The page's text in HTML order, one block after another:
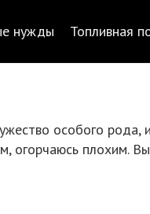
нужды Топливная
особого рода,
огорчаюсь плохим.